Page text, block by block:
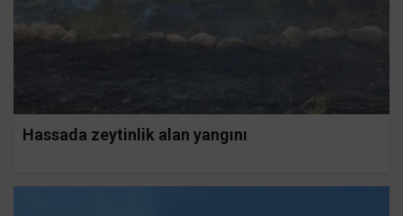
Hassada zeytinlik alan yangını